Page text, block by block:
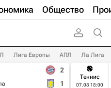
Общество
Лига Европы АПЛ Ла Лига
2
1
Теннис
07.08 18:00